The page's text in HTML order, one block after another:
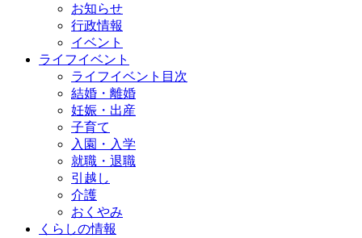
お知らせ
行政情報
イベント
ライフイベント
ライフイベント目次
結婚・離婚
妊娠・出産
子育て
入園・入学
就職・退職
引越し
介護
おくやみ
くらしの情報